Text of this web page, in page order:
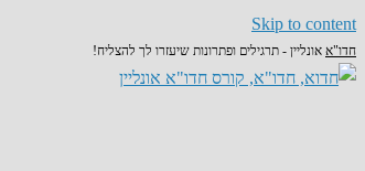
Skip to content
חדו"א אונליין - תרגילים ופתרונות שיעזרו לך להצליח!